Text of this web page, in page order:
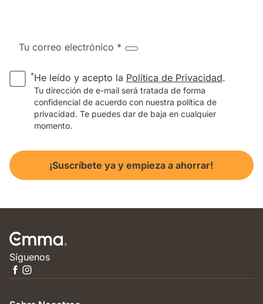
Tu correo electrónico *
*He leído y acepto la Política de Privacidad.
Tu dirección de e-mail será tratada de forma
confidencial de acuerdo con nuestra política de
privacidad. Te puedes dar de baja en cualquier
momento.
¡Suscríbete ya y empieza a ahorrar!
Síguenos